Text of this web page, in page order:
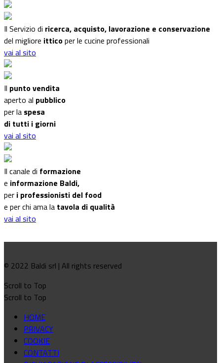
Il Servizio di ricerca, acquisto, lavorazione e conservazione
del migliore itticoper le cucine professionali
vai al sito
Il punto vendita
aperto al pubblico
per la spesa
di tutti i giorni
vai al sito
Il canale di formazione
e informazione Baldi,
per i professionisti del food
e per chi ama la tavola di qualità
vai al sito
© 2022 Baldi srl | All rights reserved
Scroll to Top
Scroll to Top
HOME
PRIVACY
COOKIE
CONTATTI